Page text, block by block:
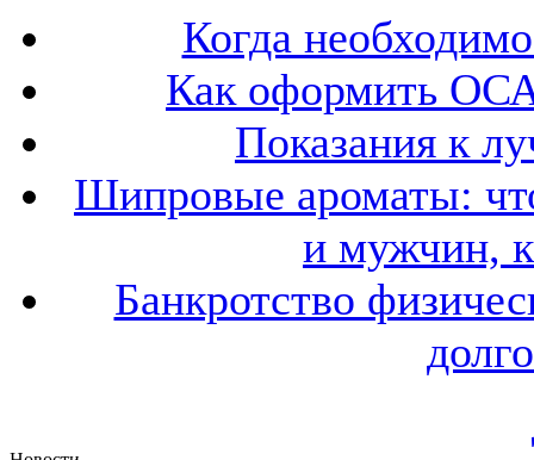
Когда
Как оформить
Показания к
Шипровые ароматы:
и мужчин,
Банкротство